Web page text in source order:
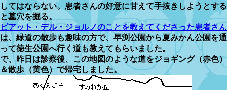
してはならない。患者さんの好意に甘えて手抜きしようとする
と墓穴を掘る。
ピアット・デル・ジョルノのことを教えてくださった患者さん
は、緑道の散歩も趣味の方で、早渕公園から夏みかん公園を通
って徳生公園へ行く道も教えてもらいました。
で、昨日は診察後、この地図のような道をジョギング（赤色）
＆散歩（黄色）で帰宅しました。